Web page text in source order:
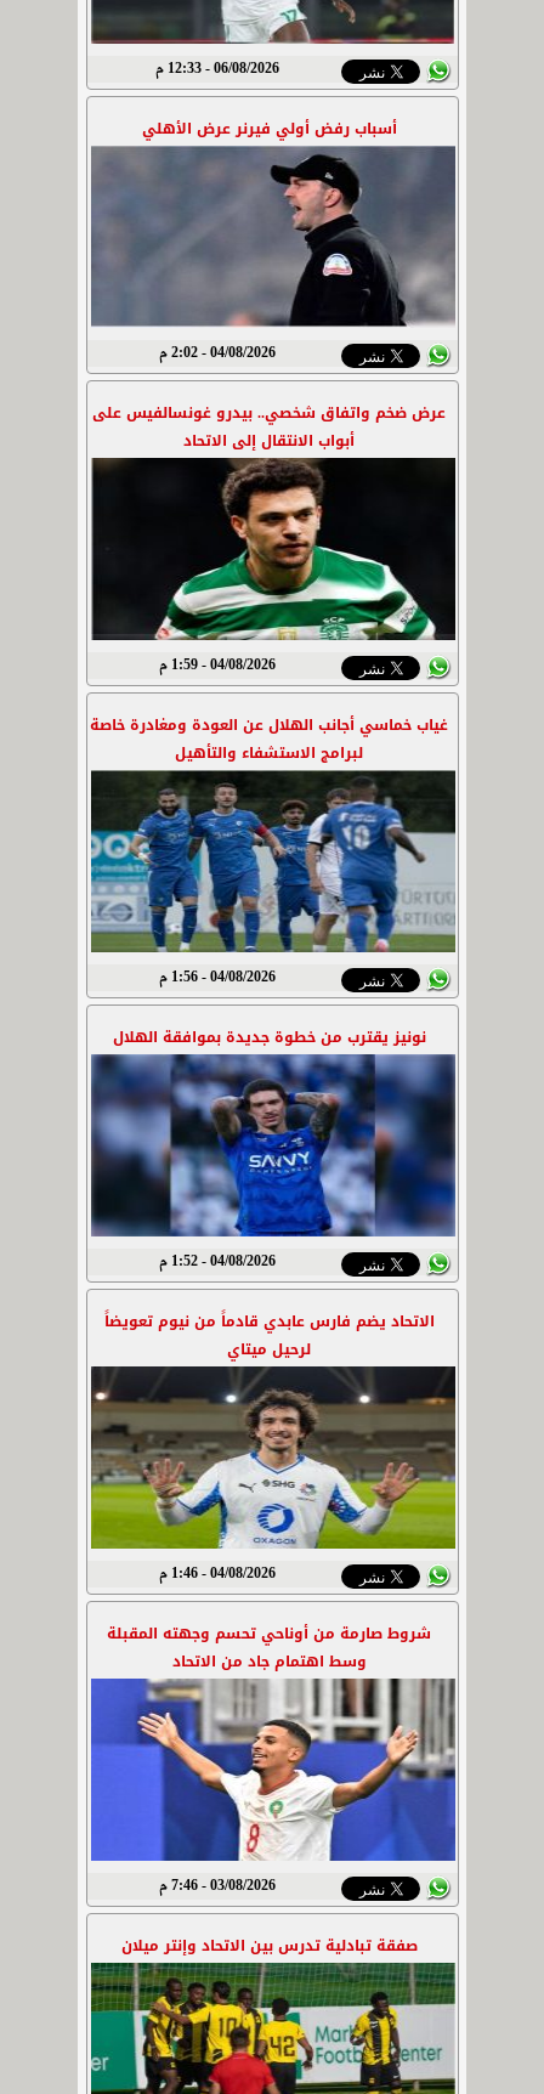
06/08/2026 - 12:33 م
أسباب رفض أولي فيرنر عرض الأهلي
04/08/2026 - 2:02 م
عرض ضخم واتفاق شخصي.. بيدرو غونسالفيس على
أبواب الانتقال إلى الاتحاد
04/08/2026 - 1:59 م
غياب خماسي أجانب الهلال عن العودة ومغادرة خاصة
لبرامج الاستشفاء والتأهيل
04/08/2026 - 1:56 م
نونيز يقترب من خطوة جديدة بموافقة الهلال
04/08/2026 - 1:52 م
الاتحاد يضم فارس عابدي قادماً من نيوم تعويضاً
لرحيل ميتاي
04/08/2026 - 1:46 م
شروط صارمة من أوناحي تحسم وجهته المقبلة
وسط اهتمام جاد من الاتحاد
03/08/2026 - 7:46 م
صفقة تبادلية تدرس بين الاتحاد وإنتر ميلان